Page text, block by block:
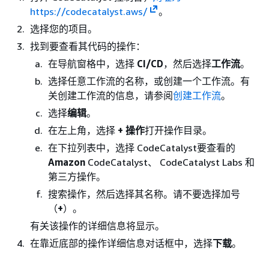
https://codecatalyst.aws/
。
选择您的项目。
找到要查看其代码的操作：
在导航窗格中，选择 CI/CD，然后选择工作流。
选择任意工作流的名称，或创建一个工作流。有
关创建工作流的信息，请参阅创建工作流。
选择编辑。
在左上角，选择 + 操作打开操作目录。
在下拉列表中，选择 CodeCatalyst要查看的
Amazon CodeCatalyst、 CodeCatalyst Labs 和
第三方操作。
搜索操作，然后选择其名称。请不要选择加号
（+）。
有关该操作的详细信息将显示。
在靠近底部的操作详细信息对话框中，选择下载。